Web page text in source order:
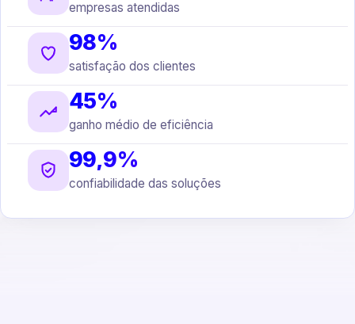
empresas atendidas
98%
satisfação dos clientes
45%
ganho médio de eficiência
99,9%
confiabilidade das soluções